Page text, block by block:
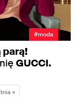
#moda
parą!
GUCCI.
»